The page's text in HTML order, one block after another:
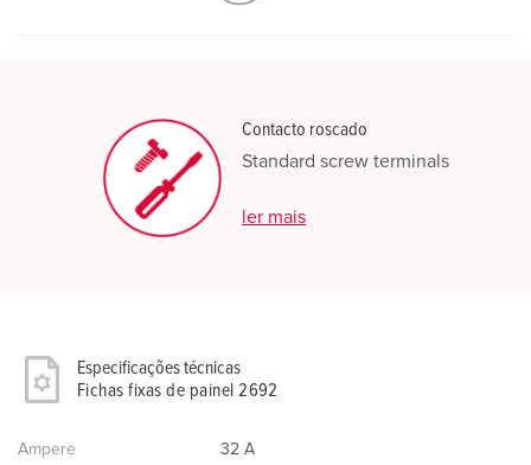
Contacto roscado
Standard screw terminals
ler mais
Especificações técnicas
Fichas fixas de painel 2692
Ampere 32 A